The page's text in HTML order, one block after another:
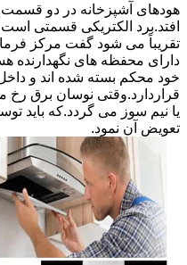
هودهای آشپزخانه در دو قسمت
افتد.برد الکتریکی قسمتی
تقریباً می شود گفت مرکز
دارای محفظه های نگهدارنده
خود محکم بسته شده اند و
قراردارد.وقتی نوسان برق رخ
یا نیم سوز می گردد.که باید
تعویض آن نمود.